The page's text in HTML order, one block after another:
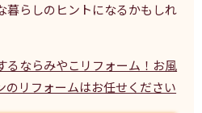
暮らしのヒントになるかもしれ
るならみやこリフォーム！お風
のリフォームはお任せください